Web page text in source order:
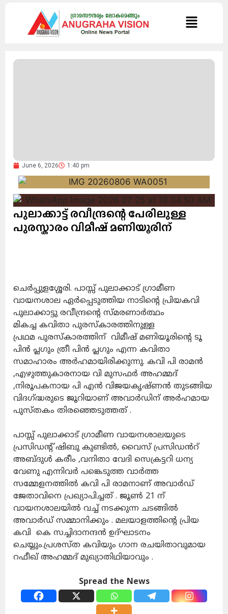
June 6, 2026 1:40 pm
പുലാക്കാട്ട് രവീന്ദ്രന്റെ പേരിലുള്ള
പുരസ്കാരം വിമീഷ് മണിയൂരിന്
ചെർപ്പുളശ്ശേരി. പാസ്സ് പുലാക്കാട് ഗ്രാമീണ
വായനശാല ഏർപ്പെടുത്തിയ നാടിൻ്റെ പ്രിയകവി
പുലാക്കാട്ടു രവീന്ദ്രൻ്റെ സ്മരണാർത്ഥം
മികച്ച കവിതാ പുരസ്‌കാരത്തിനുള്ള
പ്രഥമ പുരസ്കാരത്തിന് വിമീഷ് മണിയൂരിൻ്റെ ടൂ
പിൻ പ്ലഗും ത്രീ പിൻ പ്ലഗും എന്ന കവിതാ
സമാഹാരം അർഹമായിരിക്കുന്നു. കവി പി രാമൻ
,എഴുത്തുകാരനായ വി മുസഫർ അഹമ്മദ്
,നിരൂപകനായ പി എൻ വിജയകൃഷ്ണൻ തുടങ്ങിയ
വിദഗ്ദ്ധരുടെ ജൂറിയാണ് അവാർഡിന് അർഹമായ
പുസ്തകം തിരഞ്ഞെടുത്തത് .
പാസ്സ് പുലാക്കാട് ഗ്രാമീണ വായനശാലയുടെ
പ്രസിഡൻ്റ് ഷിബു കുണ്ടിൽ, വൈസ് പ്രസിഡൻറ്
അബ്ദുൾ കരീം ,വനിതാ വേദി സെക്രട്ടറി ധന്യ
വേണു എന്നിവർ പങ്കെടുത്ത വാർത്ത
സമ്മേളനത്തിൽ കവി പി രാമനാണ് അവാർഡ്
ജേതാവിനെ പ്രഖ്യാപിച്ചത് . ജൂൺ 21 ന്
വായനശാലയിൽ വച്ച് നടക്കുന്ന ചടങ്ങിൽ
അവാർഡ് സമ്മാനിക്കും . മലയാളത്തിൻ്റെ പ്രിയ
കവി കെ സച്ചിദാനന്ദൻ ഉദ്ഘാടനം
ചെയ്യും.പ്രശസ്ത കവിയും ഗാന രചയിതാവുമായ
റഫീഖ് അഹമ്മദ് മുഖ്യാതിഥിയാവും .
Spread the News